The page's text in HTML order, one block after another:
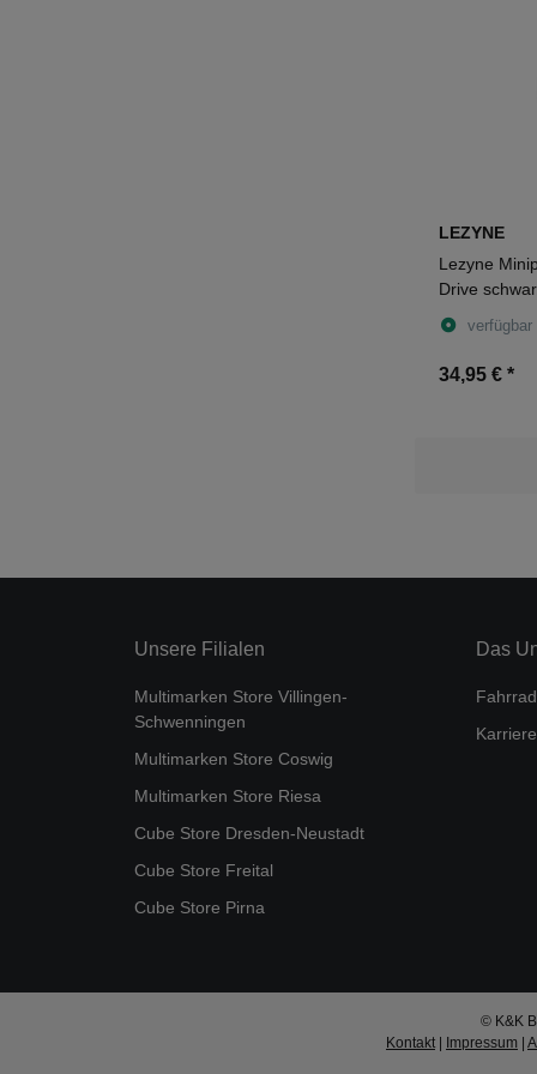
LEZYNE
Lezyne
Drive
verfügbar
34,95 € *
Unsere Filialen
Multimarken Store Villingen-
Schwenningen
Multimarken Store Coswig
Multimarken Store Riesa
Cube Store Dresden-Neustadt
Cube Store Freital
Cube Store Pirna
Das
Karriere
© K&K
Kontakt
Impressum